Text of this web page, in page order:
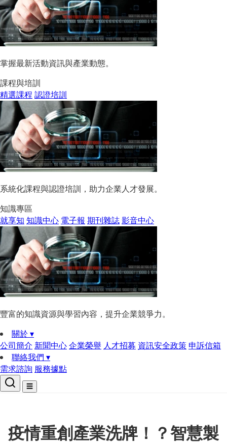
掌握最新活動資訊與產業動態。
課程與培訓
精選課程 認證培訓
系統化課程與認證培訓，助力企業人才發展。
知識專區
就享知 知識中心 電子報 期刊雜誌影音中心
豐富的知識資源與學習內容，提升企業競爭力。
關於 ▾
公司簡介 新聞中心企業榮譽 人才招募 資訊安全政策 申訴信箱
聯絡我們 ▾
需求諮詢 服務據點
☰
疫情重創產業洗牌！？智慧製